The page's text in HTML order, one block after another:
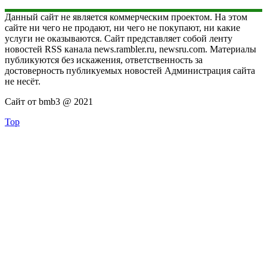
Данный сайт не является коммерческим проектом. На этом
сайте ни чего не продают, ни чего не покупают, ни какие
услуги не оказываются. Сайт представляет собой ленту
новостей RSS канала news.rambler.ru, newsru.com. Материалы
публикуются без искажения, ответственность за
достоверность публикуемых новостей Администрация сайта
не несёт.
Сайт от bmb3 @ 2021
Top